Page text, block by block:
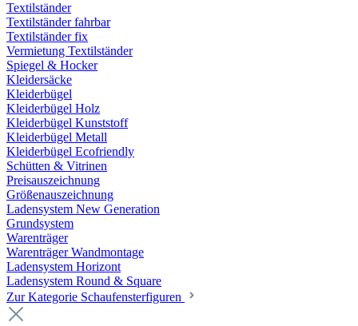
Textilständer
Textilständer fahrbar
Textilständer fix
Vermietung Textilständer
Spiegel & Hocker
Kleidersäcke
Kleiderbügel
Kleiderbügel Holz
Kleiderbügel Kunststoff
Kleiderbügel Metall
Kleiderbügel Ecofriendly
Schütten & Vitrinen
Preisauszeichnung
Größenauszeichnung
Ladensystem New Generation
Grundsystem
Warenträger
Warenträger Wandmontage
Ladensystem Horizont
Ladensystem Round & Square
Zur Kategorie Schaufenster­figuren